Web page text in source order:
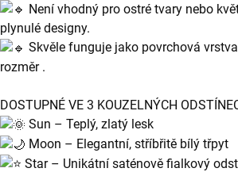
Není vhodný pro ostré tvary nebo
plynulé designy.
Skvěle funguje jako povrchová
rozměr .
DOSTUPNÉ VE 3 KOUZELNÝCH
Sun – Teplý, zlatý lesk
Moon – Elegantní, stříbřitě bílý třpyt
Star – Unikátní saténově fialkový